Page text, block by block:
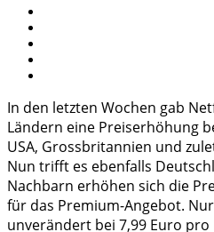
In den letzten Wochen gab
Ländern eine Preiserhöhung
USA, Grossbritannien und
Nun trifft es ebenfalls
Nachbarn erhöhen sich die
für das Premium-Angebot.
unverändert bei 7,99 Euro pro